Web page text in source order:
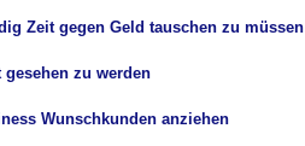
Zeit gegen Geld tauschen zu müssen
zu werden
Wunschkunden anziehen